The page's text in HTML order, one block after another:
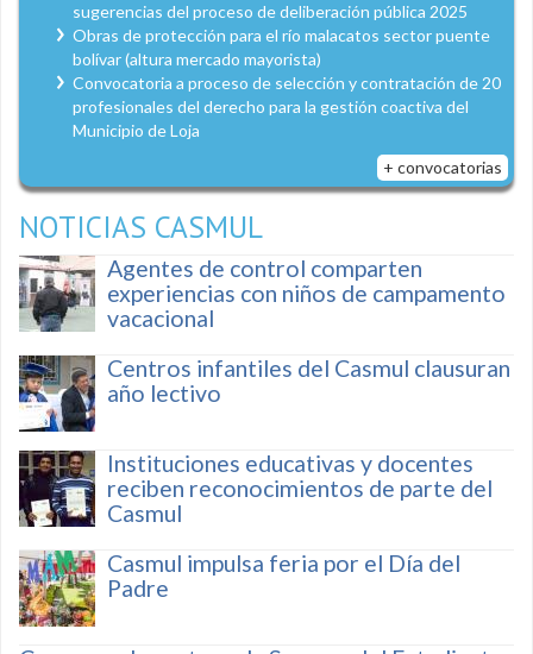
sugerencias del proceso de deliberación pública 2025
Obras de protección para el río malacatos sector puente
bolívar (altura mercado mayorista)
Convocatoria a proceso de selección y contratación de 20
profesionales del derecho para la gestión coactiva del
Municipio de Loja
+ convocatorias
NOTICIAS CASMUL
Agentes de control comparten
experiencias con niños de campamento
vacacional
Centros infantiles del Casmul clausuran
año lectivo
Instituciones educativas y docentes
reciben reconocimientos de parte del
Casmul
Casmul impulsa feria por el Día del
Padre